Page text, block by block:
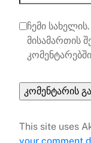
ჩემი
მისამართის
This site uses